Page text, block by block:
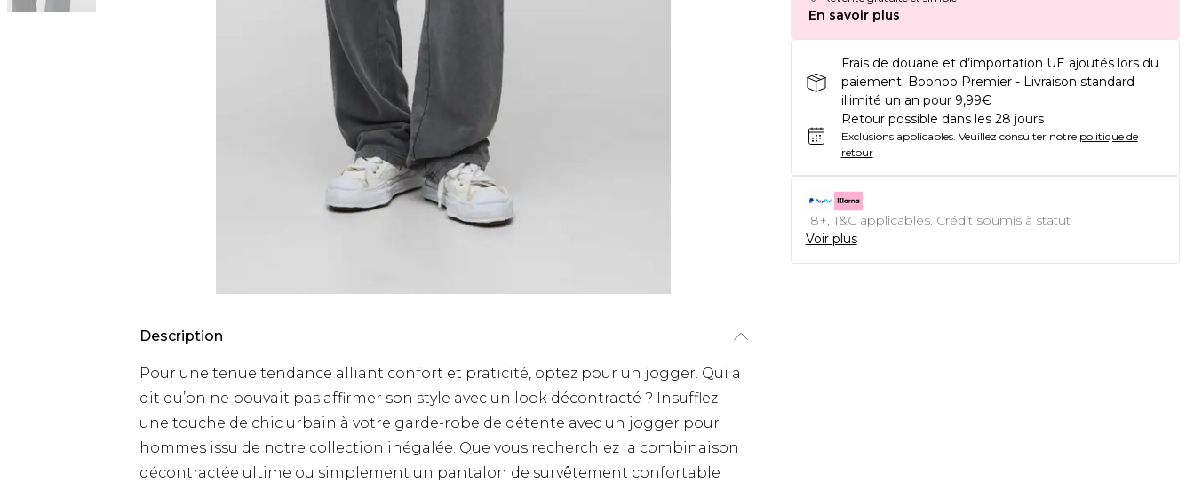
Description
Pour une tenue tendance alliant confort et praticité, optez pour un jogger. Qui a
dit qu’on ne pouvait pas affirmer son style avec un look décontracté ? Insufflez
une touche de chic urbain à votre garde-robe de détente avec un jogger pour
hommes issu de notre collection inégalée. Que vous recherchiez la combinaison
décontractée ultime ou simplement un pantalon de survêtement confortable
En savoir plus
Frais de douane et d’importation UE ajoutés lors du
paiement. Boohoo Premier - Livraison standard
illimité un an pour 9,99€
Retour possible dans les 28 jours
Exclusions applicables. Veuillez consulter notre politique de
retour
18+, T&C applicables. Crédit soumis à statut
Voir plus